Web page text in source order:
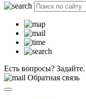
Есть вопросы? Задайте.
Обратная связь